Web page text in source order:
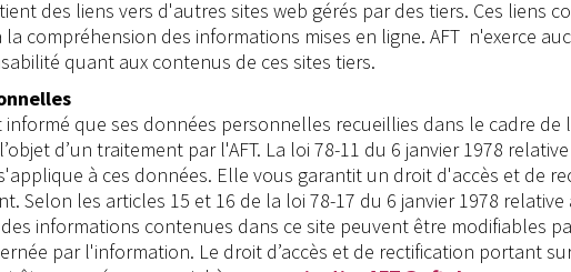
des liens vers d'autres sites web gérés par des tiers. Ces liens
compréhension des informations mises en ligne. AFT n'exerce
quant aux contenus de ces sites tiers.
informé que ses données personnelles recueillies dans le cadre
d’un traitement par l'AFT. La loi 78-11 du 6 janvier 1978
à ces données. Elle vous garantit un droit d'accès et de
Selon les articles 15 et 16 de la loi 78-17 du 6 janvier 1978
informations contenues dans ce site peuvent être modifiables
par l'information. Le droit d’accès et de rectification portant